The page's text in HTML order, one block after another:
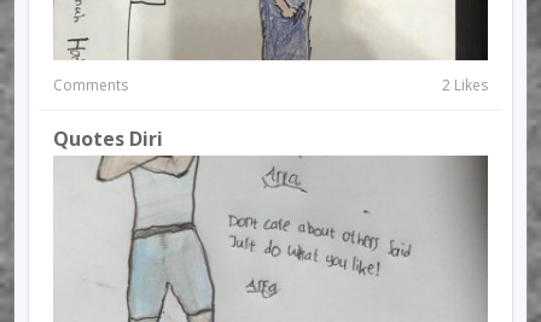
Comments 2 Likes
Quotes Diri